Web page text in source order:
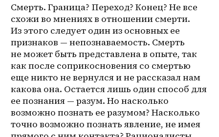
Смерть. Граница? Переход? Конец? Не все
схожи во мнениях в отношении смерти.
Из этого следует один из основных ее
признаков — непознаваемость. Смерть
не может быть представлена в опыте, так
как после соприкосновения со смертью
еще никто не вернулся и не рассказал нам
какова она. Остается лишь один способ для
ее познания — разум. Но насколько
возможно познать ее разумом? Насколько
точно возможно познать явление, не имея